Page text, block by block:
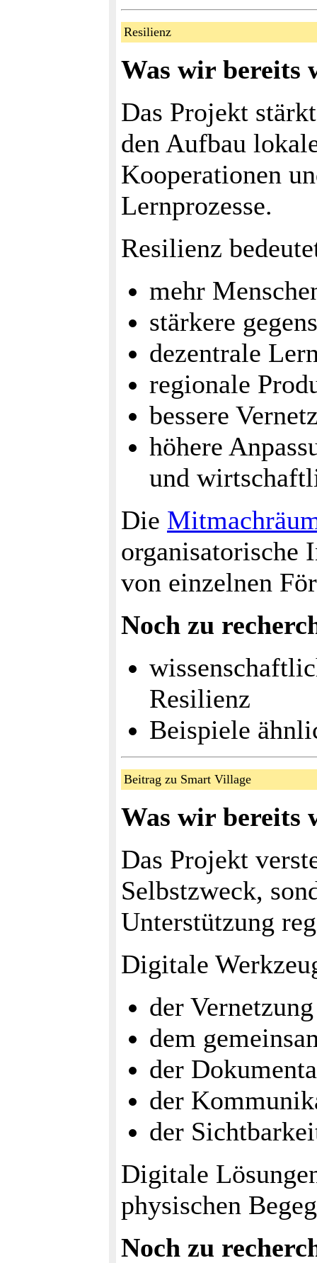
Resilienz
Was wir bereits
Das Projekt
den Aufbau
Kooperationen
Lernprozesse.
Resilienz
mehr
stärkere
dezentrale
regionale
bessere
höhere
und
Die
organisatorische
von einzelnen
Noch zu
Resilienz
Beispiele
Beitrag zu Smart Village
Was wir bereits
Das Projekt
Selbstzweck,
Unterstützung
Digitale
der
dem
der
der
der
Digitale
physischen
Noch zu